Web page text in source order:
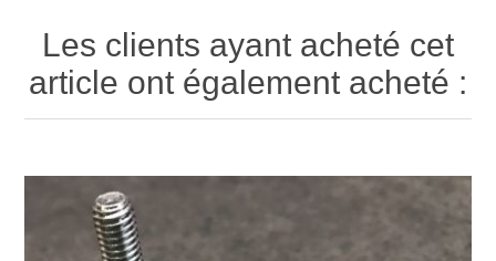
Les clients ayant acheté cet
article ont également acheté :